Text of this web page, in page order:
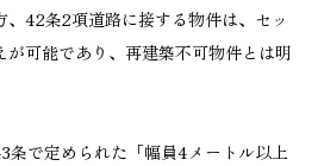
、42条2項道路に接する物件は、セッ
が可能であり、再建築不可物件とは明
条で定められた「幅員4メートル以上